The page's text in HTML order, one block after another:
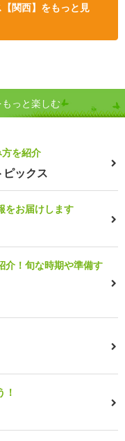
関西】をもっと見
っと楽しむ
を紹介
ックス
をお届けします
介！旬な時期や準備す
！